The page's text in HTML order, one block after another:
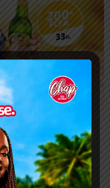
pas une habitude à